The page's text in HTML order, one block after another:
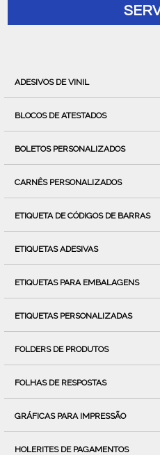
ADESIVOS DE VINIL
BLOCOS DE ATESTADOS
BOLETOS PERSONALIZADOS
CARNÊS PERSONALIZADOS
ETIQUETA DE CÓDIGOS DE BARRAS
ETIQUETAS ADESIVAS
ETIQUETAS PARA EMBALAGENS
ETIQUETAS PERSONALIZADAS
FOLDERS DE PRODUTOS
FOLHAS DE RESPOSTAS
GRÁFICAS PARA IMPRESSÃO
HOLERITES DE PAGAMENTOS